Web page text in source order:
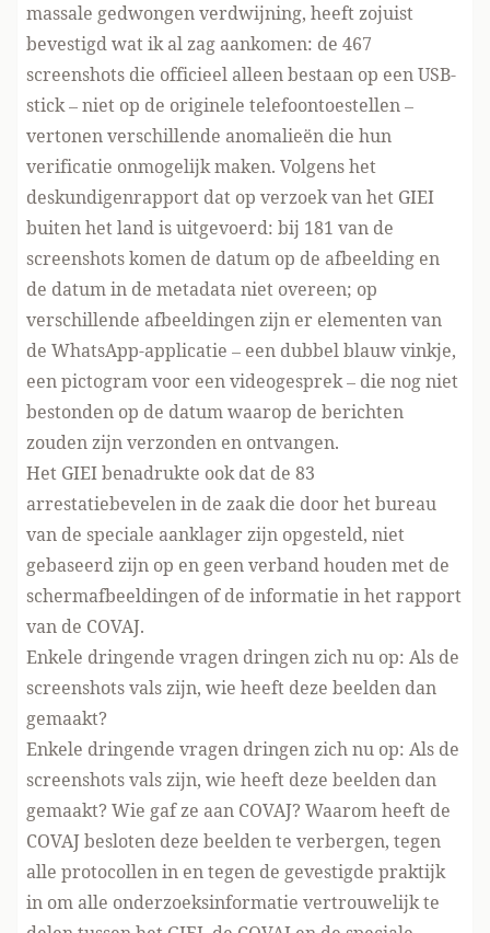
massale gedwongen verdwijning, heeft zojuist
bevestigd wat ik al zag aankomen: de 467
screenshots die officieel alleen bestaan op een USB-
stick – niet op de originele telefoontoestellen –
vertonen verschillende anomalieën die hun
verificatie onmogelijk maken. Volgens het
deskundigenrapport dat op verzoek van het GIEI
buiten het land is uitgevoerd: bij 181 van de
screenshots komen de datum op de afbeelding en
de datum in de metadata niet overeen; op
verschillende afbeeldingen zijn er elementen van
de WhatsApp-applicatie – een dubbel blauw vinkje,
een pictogram voor een videogesprek – die nog niet
bestonden op de datum waarop de berichten
zouden zijn verzonden en ontvangen.
Het GIEI benadrukte ook dat de 83
arrestatiebevelen in de zaak die door het bureau
van de speciale aanklager zijn opgesteld, niet
gebaseerd zijn op en geen verband houden met de
schermafbeeldingen of de informatie in het rapport
van de COVAJ.
Enkele dringende vragen dringen zich nu op: Als de
screenshots vals zijn, wie heeft deze beelden dan
gemaakt?
Enkele dringende vragen dringen zich nu op: Als de
screenshots vals zijn, wie heeft deze beelden dan
gemaakt? Wie gaf ze aan COVAJ? Waarom heeft de
COVAJ besloten deze beelden te verbergen, tegen
alle protocollen in en tegen de gevestigde praktijk
in om alle onderzoeksinformatie vertrouwelijk te